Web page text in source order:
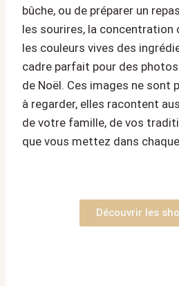
bûche, ou de préparer un
les sourires, la concentration
les couleurs vives des
cadre parfait pour des
de Noël. Ces images ne sont
à regarder, elles racontent
de votre famille, de vos
que vous mettez dans
Découvrir les